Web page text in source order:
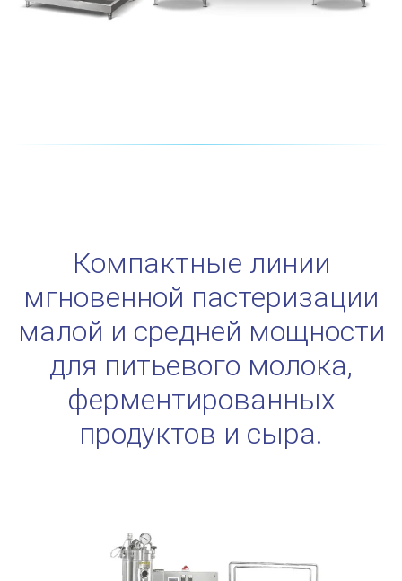
Компактные линии
мгновенной пастеризации
малой и средней мощности
для питьевого молока,
ферментированных
продуктов и сыра.